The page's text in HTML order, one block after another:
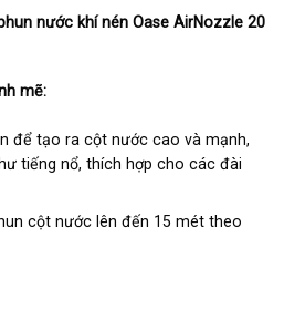
nước khí nén Oase AirNozzle 20
mẽ:
để tạo ra cột nước cao và mạnh,
tiếng nổ, thích hợp cho các đài
cột nước lên đến 15 mét theo